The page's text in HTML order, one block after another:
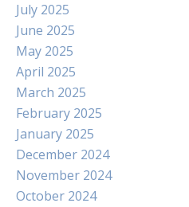
July 2025
June 2025
May 2025
April 2025
March 2025
February 2025
January 2025
December 2024
November 2024
October 2024